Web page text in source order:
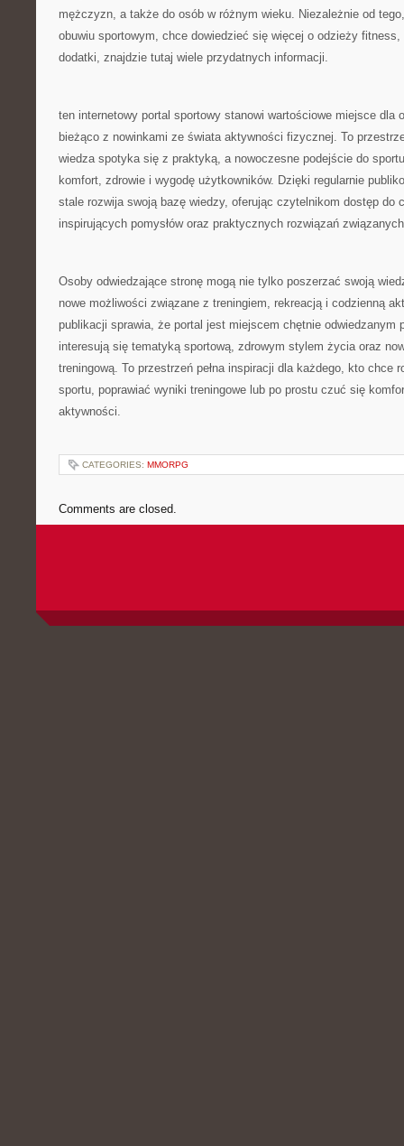
mężczyzn, a także do osób w różnym wieku. Niezależnie od
obuwiu sportowym, chce dowiedzieć się więcej o odzieży
dodatki, znajdzie tutaj wiele przydatnych informacji.
ten internetowy portal sportowy stanowi wartościowe miejsce dla
bieżąco z nowinkami ze świata aktywności fizycznej. To
wiedza spotyka się z praktyką, a nowoczesne podejście do
komfort, zdrowie i wygodę użytkowników. Dzięki regularnie
stale rozwija swoją bazę wiedzy, oferując czytelnikom dostęp do
inspirujących pomysłów oraz praktycznych rozwiązań
Osoby odwiedzające stronę mogą nie tylko poszerzać swoją
nowe możliwości związane z treningiem, rekreacją i codzienną
publikacji sprawia, że portal jest miejscem chętnie odwiedzanym
interesują się tematyką sportową, zdrowym stylem życia oraz
treningową. To przestrzeń pełna inspiracji dla każdego, kto chce
sportu, poprawiać wyniki treningowe lub po prostu czuć się
aktywności.
CATEGORIES: MMORPG
Comments are closed.